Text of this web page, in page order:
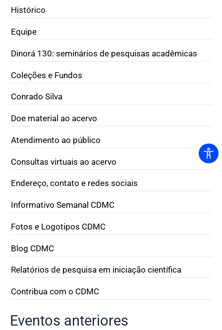
Histórico
Equipe
Dinorá 130: seminários de pesquisas acadêmicas
Coleções e Fundos
Conrado Silva
Doe material ao acervo
Atendimento ao público
Consultas virtuais ao acervo
Endereço, contato e redes sociais
Informativo Semanal CDMC
Fotos e Logotipos CDMC
Blog CDMC
Relatórios de pesquisa em iniciação científica
Contribua com o CDMC
Eventos anteriores